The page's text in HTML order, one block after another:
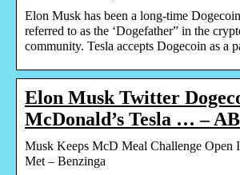
Elon Musk has been a long-time
referred to as the ‘Dogefather” in the
community. Tesla accepts Dogecoin as a
Elon Musk Twitter
McDonald’s Tesla … –
Musk Keeps McD Meal Challenge Open
Met – Benzinga